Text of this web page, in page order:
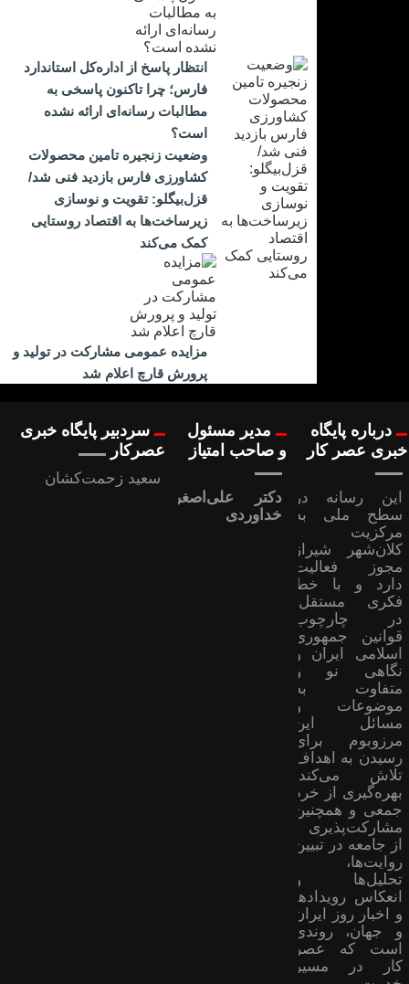
انتظار پاسخ از اداره‌کل استاندارد
فارس؛ چرا تاکنون پاسخی به
مطالبات رسانه‌ای ارائه نشده
است؟
وضعیت زنجیره تامین محصولات
کشاورزی فارس بازدید فنی شد/
قزل‌بیگلو: تقویت و نوسازی
زیرساخت‌ها به اقتصاد روستایی
کمک می‌کند
مزایده عمومی مشارکت در تولید و
پرورش قارچ اعلام شد
درباره پایگاه
خبری عصر کار
این رسانه در
سطح ملی به
مرکزیت
کلان‌شهر شیراز
مجوز فعالیت
دارد و با خط
فکری مستقل،
در چارچوب
قوانین جمهوری
اسلامی ایران و
نگاهی نو و
متفاوت به
موضوعات ‌و
مسائل این
مرزوبوم برای
رسیدن به اهداف
تلاش می‌کند؛
بهره‌گیری از خرد
جمعی و همچنین
مشارکت‌پذیری
از جامعه در تبیین
روایت‌ها،
تحلیل‌ها و
انعکاس رویدادها
و اخبار روز ایران
و جهان، روندی
است که عصر
کار در مسیر
مدیر مسئول
و صاحب امتیاز
دکتر علی‌اصغر
خداوردی
سردبیر پایگاه خبری
عصرکار
سعید زحمت‌کشان